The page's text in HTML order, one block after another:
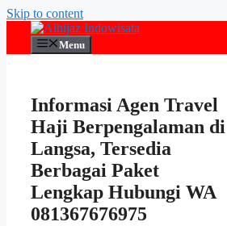
Skip to content
Menu
Informasi Agen Travel
Haji Berpengalaman di
Langsa, Tersedia
Berbagai Paket
Lengkap Hubungi WA
081367676975